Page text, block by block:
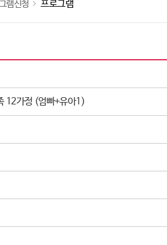
램신청 프로그램
12가정 (엄빠+유아1)